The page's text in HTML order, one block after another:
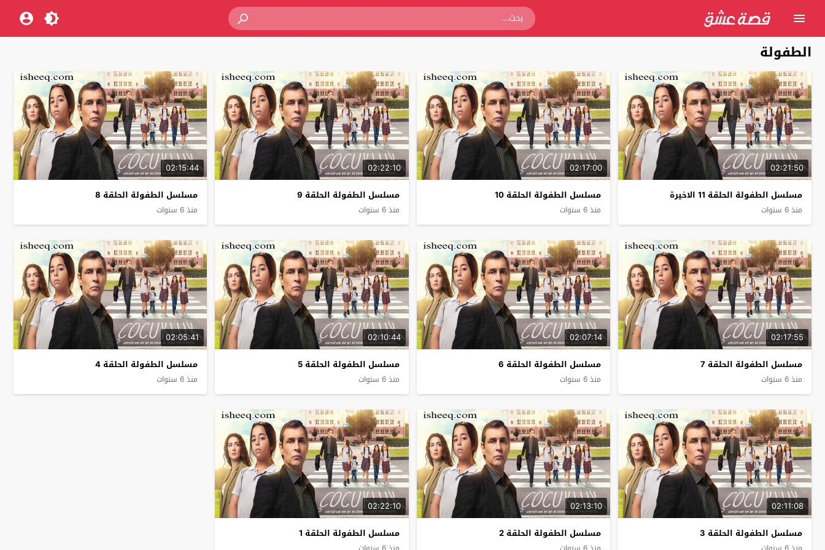
الطفولة
02:21:50
مسلسل الطفولة الحلقة 11 الاخيرة
منذ 6 سنوات
02:17:00
مسلسل الطفولة الحلقة 10
منذ 6 سنوات
02:22:10
مسلسل الطفولة الحلقة 9
منذ 6 سنوات
02:15:44
مسلسل الطفولة الحلقة 8
منذ 6 سنوات
02:17:55
مسلسل الطفولة الحلقة 7
منذ 6 سنوات
02:07:14
مسلسل الطفولة الحلقة 6
منذ 6 سنوات
02:10:44
مسلسل الطفولة الحلقة 5
منذ 6 سنوات
02:05:41
مسلسل الطفولة الحلقة 4
منذ 6 سنوات
02:11:08
مسلسل الطفولة الحلقة 3
02:13:10
مسلسل الطفولة الحلقة 2
02:22:10
مسلسل الطفولة الحلقة 1